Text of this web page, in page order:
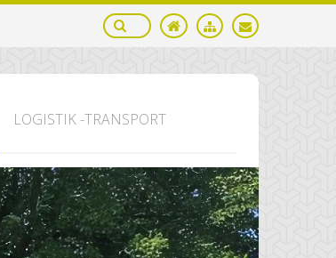
LOGISTIK -TRANSPORT